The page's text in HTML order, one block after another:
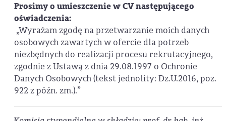
Prosimy o umieszczenie w CV następującego
oświadczenia:
„Wyrażam zgodę na przetwarzanie moich danych
osobowych zawartych w ofercie dla potrzeb
niezbędnych do realizacji procesu rekrutacyjnego,
zgodnie z Ustawą z dnia 29.08.1997 o Ochronie
Danych Osobowych (tekst jednolity: Dz.U.2016, poz.
922 z późn. zm.).”